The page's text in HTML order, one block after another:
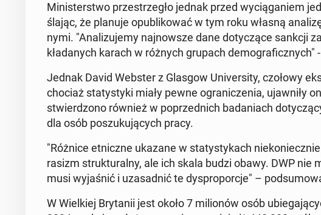
Mi­ni­ster­stwo prze­strze­gło jednak przed wy­cią­ga­niem
śla­jąc, że planuje opu­bli­ko­wać w tym roku własną
ny­mi. "Ana­li­zu­je­my naj­now­sze dane do­ty­czą­ce sankcji
kła­da­nych karach w różnych grupach de­mo­gra­ficz­nych"
Jednak David Webster z Glasgow Uni­ver­si­ty, czołowy
chociaż sta­ty­sty­ki miały pewne ogra­ni­cze­nia, ujaw­ni­ły
stwier­dzo­no również w po­przed­nich ba­da­niach
dla osób po­szu­ku­ją­cych pracy.
"Różnice et­nicz­ne ukazane w sta­ty­sty­kach
rasizm struk­tu­ral­ny, ale ich skala budzi obawy. DWP nie
musi wy­ja­śnić i uza­sad­nić te dys­pro­por­cje" –
W Wiel­kiej Bry­ta­nii jest około 7 mi­lio­nów osób